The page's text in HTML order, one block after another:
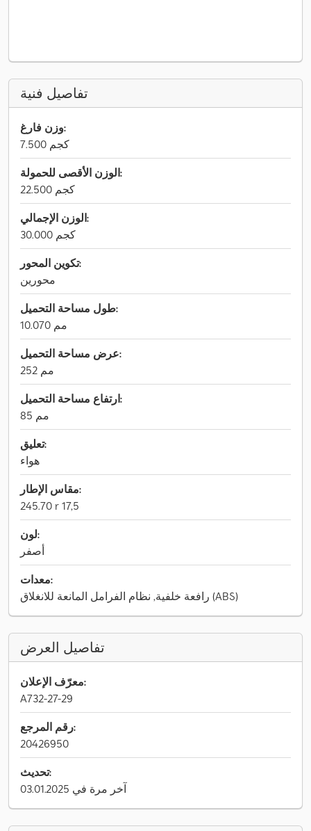
تفاصيل فنية
وزن فارغ:
7.500 كجم
الوزن الأقصى للحمولة:
22.500 كجم
الوزن الإجمالي:
30.000 كجم
تكوين المحور:
محورين
طول مساحة التحميل:
10.070 مم
عرض مساحة التحميل:
252 مم
ارتفاع مساحة التحميل:
85 مم
تعليق:
هواء
مقاس الإطار:
245.70 r 17,5
لون:
أصفر
معدات:
رافعة خلفية, نظام الفرامل المانعة للانغلاق (ABS)
تفاصيل العرض
معرّف الإعلان:
A732-27-29
رقم المرجع:
20426950
تحديث:
آخر مرة في 03.01.2025